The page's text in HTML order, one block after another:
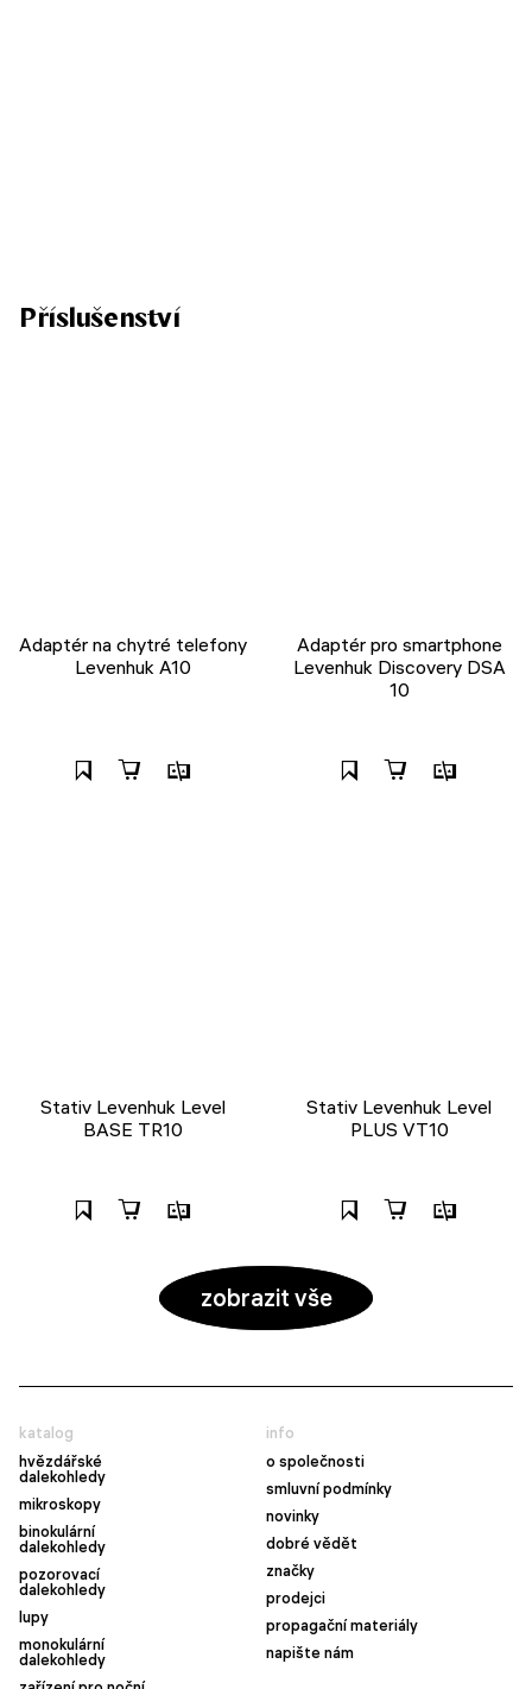
Příslušenství
Adaptér na chytré telefony
Levenhuk A10
Adaptér pro smartphone
Levenhuk Discovery DSA
10
Stativ Levenhuk Level
BASE TR10
Stativ Levenhuk Level
PLUS VT10
zobrazit vše
katalog
hvězdářské
dalekohledy
mikroskopy
binokulární
dalekohledy
pozorovací
dalekohledy
lupy
monokulární
dalekohledy
info
o společnosti
smluvní podmínky
novinky
dobré vědět
značky
prodejci
propagační materiály
napište nám